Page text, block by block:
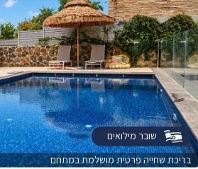
בריכת שחייה פרטית מושלמת במתחם
שובר מילואים